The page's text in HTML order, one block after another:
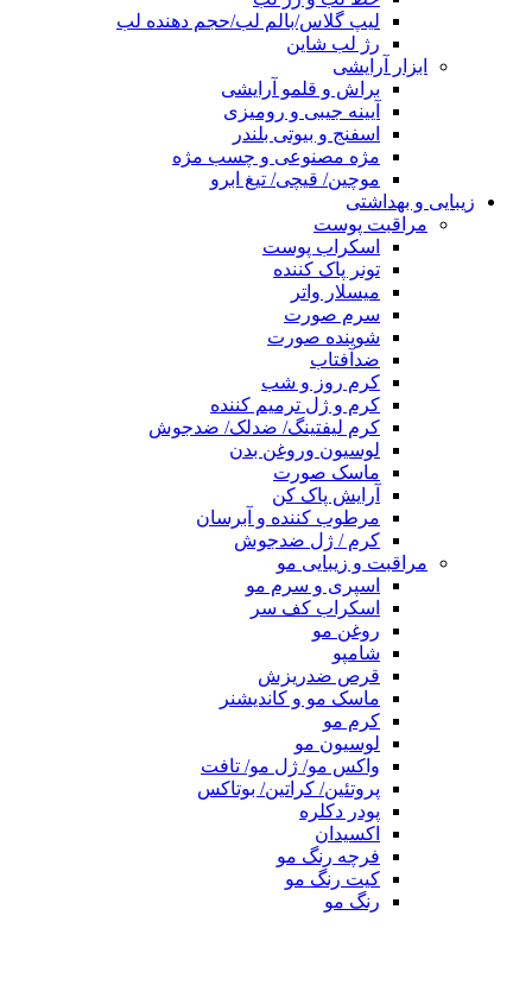
لیپ گلاس/بالم لب/حجم دهنده لب
رژ لب شاین
ابزار آرایشی
براش و قلمو آرایشی
آیینه جیبی و رومیزی
اسفنج و بیوتی بلندر
مژه مصنوعی و چسب مژه
موچین/ قیچی/ تیغ ابرو
زیبایی و بهداشتی
مراقبت پوست
اسکراب پوست
تونر پاک کننده
میسلار واتر
سرم صورت
شوینده صورت
ضدآفتاب
کرم روز و شب
کرم و ژل ترمیم کننده
کرم لیفتینگ/ ضدلک/ ضدجوش
لوسیون وروغن بدن
ماسک صورت
آرایش پاک کن
مرطوب کننده و آبرسان
کرم / ژل ضدجوش
مراقبت و زیبایی مو
اسپری و سرم مو
اسکراب کف سر
روغن مو
شامپو
قرص ضدریزش
ماسک مو و کاندیشنر
کرم مو
لوسیون مو
واکس مو/ ژل مو/ تافت
پروتئین/ کراتین/ بوتاکس
پودر دکلره
اکسیدان
فرچه رنگ مو
کیت رنگ مو
رنگ مو